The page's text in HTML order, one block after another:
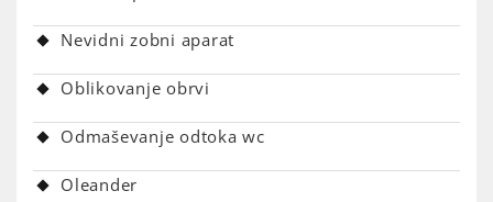
Nevidni zobni aparat
Oblikovanje obrvi
Odmaševanje odtoka wc
Oleander